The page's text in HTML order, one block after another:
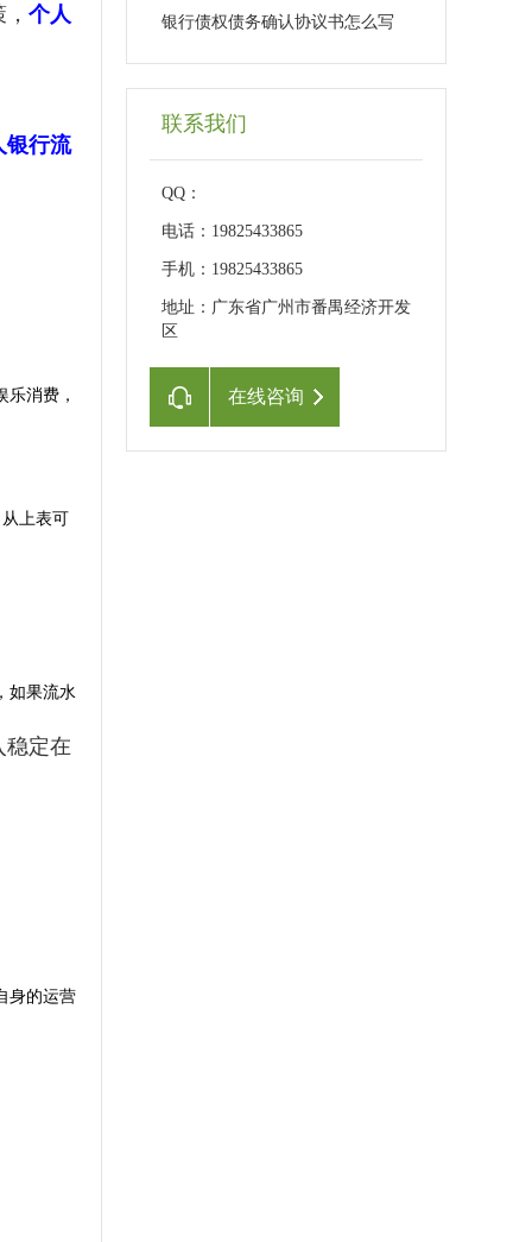
个人
银行流
消费，
上表可
如果流水
稳定在
身的运营
银行债权债务确认协议书怎么写
联系我们
QQ：
电话：19825433865
手机：19825433865
地址：广东省广州市番禺经济开发
区
在线咨询